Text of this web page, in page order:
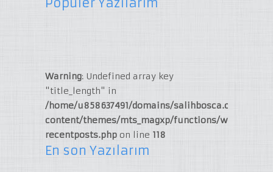
Warning: Undefined array key
"title_length" in
/home/u858637491/domains/salihbosca.com/
content/themes/mts_magxp/functions/widget-
recentposts.phpon line 118
En son Yazılarım